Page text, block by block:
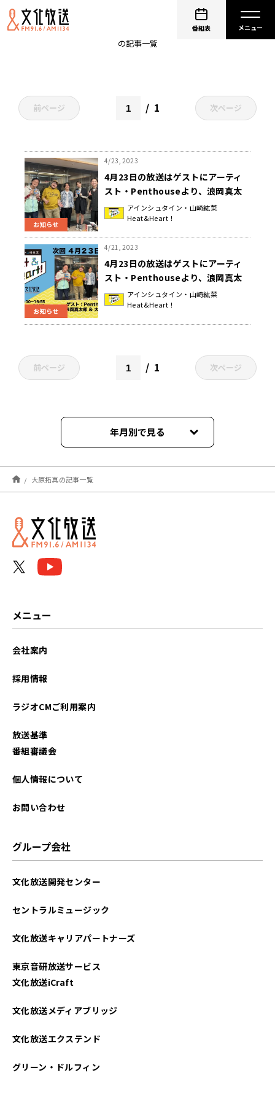
番組表
の記事一覧
前ページ 1 次ページ
お知らせ
4/23, 2023
4月23日の放送はゲストにアーティ
スト・Penthouseより、浪岡真太
郎さんと大原拓真さんが登場！会社
員と音楽両立の秘訣は！？『アイン
Heat&Heart!』
アインシュタイン・山崎紘菜
Heat&Heart！
お知らせ
4/21, 2023
4月23日の放送はゲストにアーティ
スト・Penthouseより、浪岡真太
郎さんと大原拓真さんが登場！『ア
インシュタイン・山崎紘菜
アインシュタイン・山崎紘菜
Heat&Heart！
前ページ 1 次ページ
年月別で見る
2023年04月
大原拓真の記事一覧
メニュー
会社案内
採用情報
ラジオCMご利用案内
放送基準
番組審議会
個人情報について
お問い合わせ
グループ会社
文化放送開発センター
セントラルミュージック
文化放送キャリアパートナーズ
東京音研放送サービス
文化放送iCraft
文化放送メディアブリッジ
文化放送エクステンド
グリーン・ドルフィン